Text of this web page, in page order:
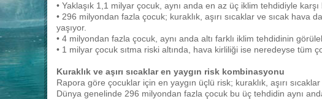
• Yaklaşık 1,1 milyar çocuk, aynı anda en az üç iklim tehdidiyle karşı
• 296 milyondan fazla çocuk; kuraklık, aşırı sıcaklar ve sıcak hava
yaşıyor.
• 4 milyondan fazla çocuk, aynı anda altı farklı iklim tehdidinin
• 1 milyar çocuk sıtma riski altında, hava kirliliği ise neredeyse tüm
Kuraklık ve aşırı sıcaklar en yaygın risk kombinasyonu
Rapora göre çocuklar için en yaygın üçlü risk; kuraklık, aşırı
Dünya genelinde 296 milyondan fazla çocuk bu üç tehdidin aynı